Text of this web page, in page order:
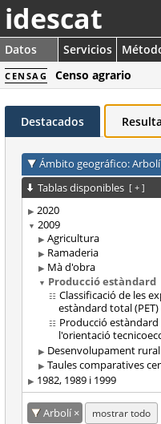
idescat
Datos Servicios
CENSAG Censo agrario
Destacados
Ámbito geográfico: Arbolí
Tablas disponibles [ + ]
2020
2009
Agricultura
Ramaderia
Mà d'obra
Producció estàndard
Classificació de les
estàndard total (PET)
Producció
l'orientació
Desenvolupament rural
Taules comparatives
1982, 1989 i 1999
Arbolí mostrar todo